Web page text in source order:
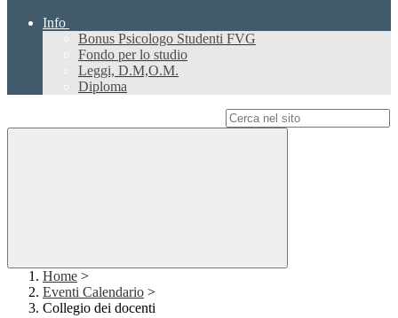
Info
Bonus Psicologo Studenti FVG
Fondo per lo studio
Leggi, D.M,O.M.
Diploma
Home >
Eventi Calendario >
Collegio dei docenti